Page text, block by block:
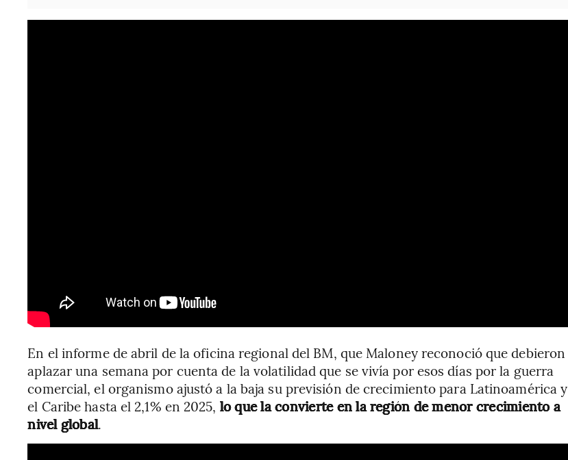
En el informe de abril de la oficina regional del BM, que Maloney reconoció que debieron
aplazar una semana por cuenta de la volatilidad que se vivía por esos días por la guerra
comercial, el organismo ajustó a la baja su previsión de crecimiento para Latinoamérica y
el Caribe hasta el 2,1% en 2025, lo que la convierte en la región de menor crecimiento a
nivel global.